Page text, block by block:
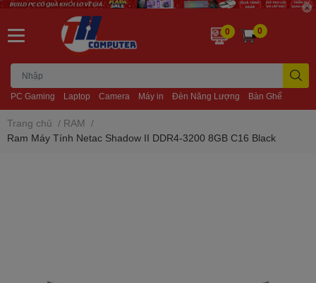
PC Gaming Laptop Camera Máy in Đèn Năng Lượng Bàn Ghế
0 0
Trang chủ / RAM /
Ram Máy Tính Netac Shadow II DDR4-3200 8GB C16 Black